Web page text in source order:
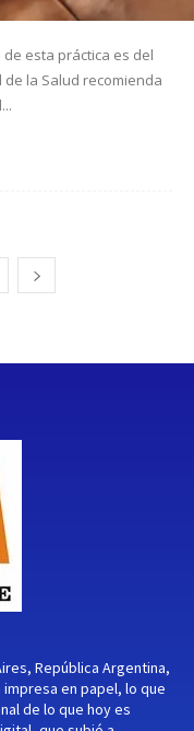
esta práctica es del
de la Salud recomienda
República Argentina,
en papel, lo que
de lo que hoy es